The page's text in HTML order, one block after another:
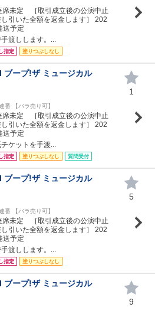
席未定 ［取引成立後の公演中止
引いた全額を返金します］ 202
送予定
渡しします。...
指定 塗りつぶしなし
ープ!ザ ミュージカル
番 【バラ売り可】
席未定 ［取引成立後の公演中止
引いた全額を返金します］ 202
送予定
ケットを手渡...
指定 塗りつぶしなし 質問受付
1
ープ!ザ ミュージカル
番 【バラ売り可】
席未定 ［取引成立後の公演中止
引いた全額を返金します］ 202
送予定
渡しします。...
指定 塗りつぶしなし
5
ープ!ザ ミュージカル
9